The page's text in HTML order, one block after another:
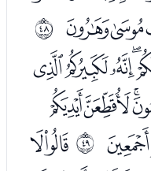
ﰯ
ﰰﮭﮮ